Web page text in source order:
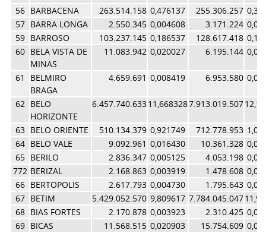
56 BARBACENA 263.514.158 0,476137 255.306.257
57 BARRA LONGA 2.550.345 0,004608 3.171.224
59 BARROSO 103.237.145 0,186537 128.617.418
60 BELA VISTA DE
MINAS
11.083.942 0,020027 6.195.144
61
BELMIRO
BRAGA
4.659.691 0,008419 6.953.580
62 BELO
HORIZONTE
6.457.740.63311,6683287.913.019.507
63 BELO ORIENTE 510.134.379 0,921749 712.778.953
64 BELO VALE 9.092.961 0,016430 10.361.328
65 BERILO 2.836.347 0,005125 4.053.198
772 BERIZAL 2.168.863 0,003919 1.478.608
66 BERTOPOLIS 2.617.793 0,004730 1.795.643
67 BETIM 5.429.052.570 9,809617 7.784.045.047
68 BIAS FORTES 2.170.878 0,003923 2.310.425
69 BICAS 11.568.515 0,020903 15.754.609